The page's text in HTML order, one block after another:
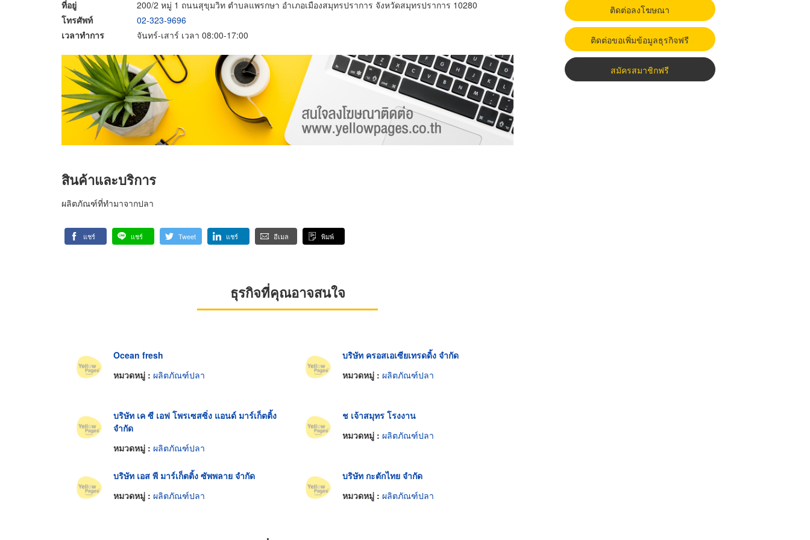
ที่อยู่
200/2 หมู่ 1 ถนนสุขุมวิท ตำบลแพรกษา อำเภอเมืองสมุทรปราการ จังหวัดสมุทรปราการ 10280
โทรศัพท์
02-323-9696
เวลาทำการ
จันทร์-เสาร์ เวลา 08:00-17:00
สินค้าและบริการ
ผลิตภัณฑ์ที่ทำมาจากปลา
แชร์ แชร์ Tweet แชร์ อีเมล พิมพ์
ธุรกิจที่คุณอาจสนใจ
Ocean fresh
หมวดหมู่ : ผลิตภัณฑ์ปลา
บริษัท ครอสเอเซียเทรดดิ้ง จำกัด
หมวดหมู่ : ผลิตภัณฑ์ปลา
บริษัท เค ซี เอฟ โพรเซสซิ่ง แอนด์ มาร์เก็ตติ้ง
จำกัด
หมวดหมู่ : ผลิตภัณฑ์ปลา
ช เจ้าสมุทร โรงงาน
หมวดหมู่ : ผลิตภัณฑ์ปลา
บริษัท เอส พี มาร์เก็ตติ้ง ซัพพลาย จำกัด
หมวดหมู่ : ผลิตภัณฑ์ปลา
บริษัท กะตักไทย จำกัด
หมวดหมู่ : ผลิตภัณฑ์ปลา
ติดต่อลงโฆษณา
ติดต่อขอเพิ่มข้อมูลธุรกิจฟรี
สมัครสมาชิกฟรี